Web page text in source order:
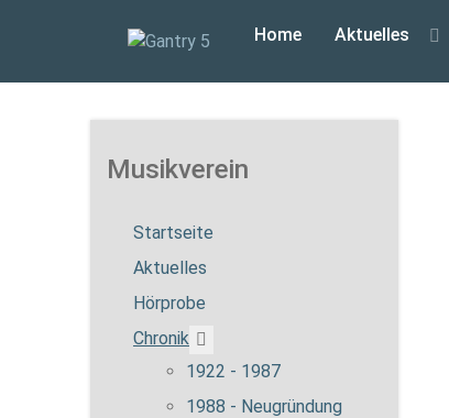
Home Aktuelles
Musikverein
Startseite
Aktuelles
Hörprobe
Chronik
1922 - 1987
1988 - Neugründung